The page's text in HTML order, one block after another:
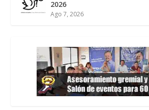
2026
Ago 7, 2026